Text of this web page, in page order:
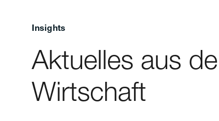
Insights
Aktuelles aus
Wirtschaft